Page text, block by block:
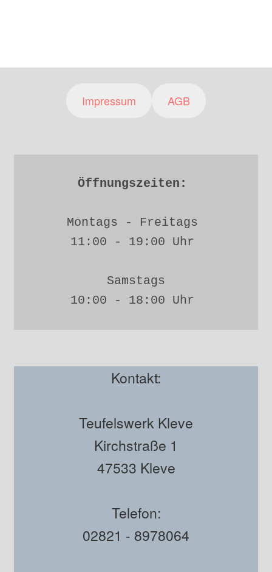
Impressum AGB
Öffnungszeiten:
Montags - Freitags
11:00 - 19:00 Uhr
Samstags
10:00 - 18:00 Uhr
Kontakt:
Teufelswerk Kleve
Kirchstraße 1
47533 Kleve
Telefon:
02821 - 8978064